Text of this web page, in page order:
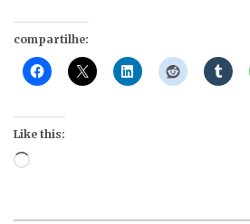
compartilhe:
Like this:
Loading…